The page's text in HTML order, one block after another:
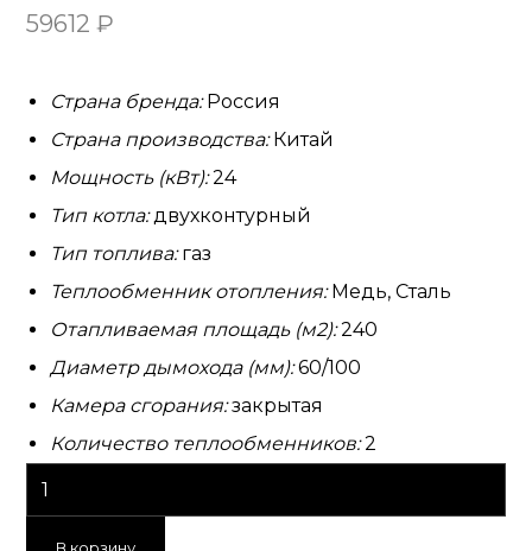
59612₽
Страна бренда:Россия
Страна производства:Китай
Мощность (кВт):24
Тип котла:двухконтурный
Тип топлива:газ
Теплообменник отопления:Медь, Сталь
Отапливаемая площадь (м2):240
Диаметр дымохода (мм):60/100
Камера сгорания:закрытая
Количество теплообменников:2